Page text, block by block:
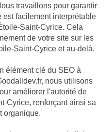
travaillons pour garantir
est facilement interprétable
Saint-Cyrice. Cela
de votre site sur les
Saint-Cyrice et au-delà.
élément clé du SEO à
nous utilisons
améliorer l'autorité de
Cyrice, renforçant ainsi sa
organique.